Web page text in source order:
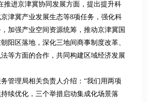
推进京津冀协同发展方面，提出提升科
津冀产业发展生态等8项任务，强化科
加强产业空间资源统筹，推动京津冀国
阳区落地，深化三地间商事制度改革、
等方面的合作，共同构建区域经济发展
管理局相关负责人介绍：“我们用两项
续优化，三个举措启动集成化场景落